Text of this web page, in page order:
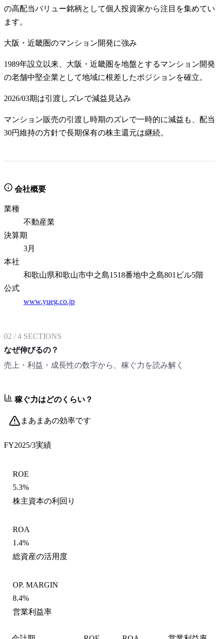
の高配当バリュー銘柄として個人投資家から注目を集めてい
ます。
大阪・近畿圏のマンション開発に強み
1989年設立以来、大阪・近畿圏を地盤とするマンション開発
の老舗中堅企業として地域に根差したポジションを確立。
2026/03期は引渡しズレで減益見込み
マンション販売の引渡し時期のズレで一時的に減益も、配当
30円維持の方針で長期保有の株主還元は継続。
会社概要
業種
不動産業
決算期
3月
本社
和歌山県和歌山市中之島1518番地中之島801ビル5階
公式
www.yueg.co.jp
02 /4 SECTIONS
なぜ伸びるの？
売上・利益・成長性の数字から、稼ぐ力を読み解く
稼ぐ力はどのくらい？
まあまあの効率です
FY2025/3実績
ROE
5.3%
株主資本の利回り
ROA
1.4%
総資産の活用度
OP. MARGIN
8.4%
営業利益率